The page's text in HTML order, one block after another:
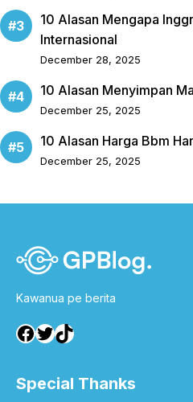
10 Alasan Mengapa
Internasional
December 28, 2025
10 Alasan Menyimpan
December 25, 2025
10 Alasan Harga Bbm
December 25, 2025
Kawanua pe berita
Facebook
Twitter
TikTok
Special Thanks